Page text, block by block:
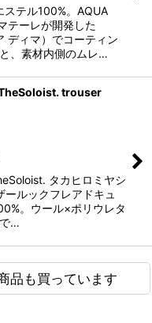
テル100%。AQUA
テーレが開発した
ディマ）でコーティン
、素材内側のムレ…
trouser
タカヒロミヤシ
ルックフレアドキュ
。ウール×ポリウレタ
…
品も買っています